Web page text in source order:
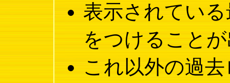
表示されてい
をつけること
これ以外の過